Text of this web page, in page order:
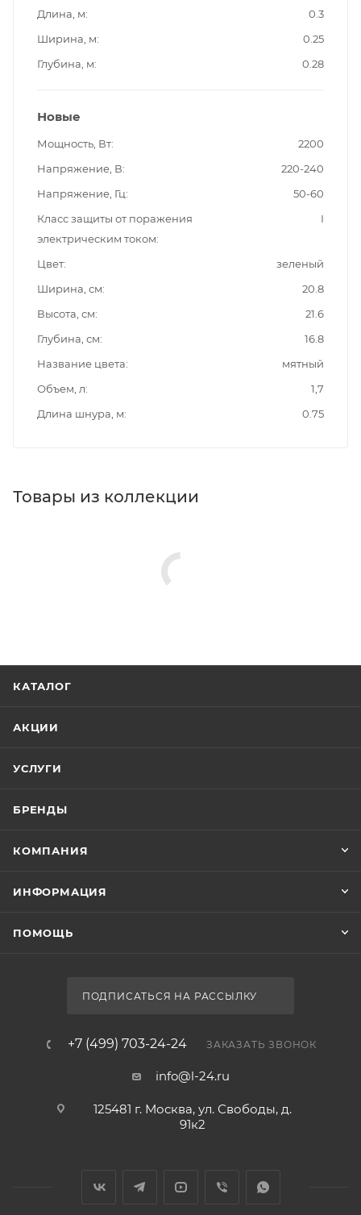
Длина, м
0.3
Ширина, м
0.25
Глубина, м
0.28
Новые
Мощность, Вт
2200
Напряжение, В
220-240
Напряжение, Гц
50-60
Класс защиты от поражения
электрическим током
I
Цвет
зеленый
Ширина, см
20.8
Высота, см
21.6
Глубина, см
16.8
Название цвета
мятный
Объем, л
1,7
Длина шнура, м
0.75
Товары из коллекции
КАТАЛОГ
АКЦИИ
УСЛУГИ
БРЕНДЫ
КОМПАНИЯ
ИНФОРМАЦИЯ
ПОМОЩЬ
ПОДПИСАТЬСЯ НА РАССЫЛКУ
+7 (499) 703-24-24 ЗАКАЗАТЬ ЗВОНОК
info@l-24.ru
125481 г. Москва, ул. Свободы, д.
91к2